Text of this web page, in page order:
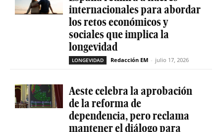
internacionales para abordar
los retos económicos y
sociales que implica la
longevidad
LONGEVIDAD Redacción EM - julio 17, 2026
Aeste celebra la aprobación
de la reforma de
dependencia, pero reclama
mantener el diálogo para